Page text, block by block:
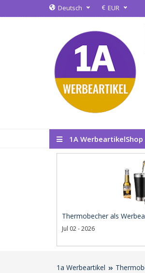
Deutsch € EUR
1A WerbeartikelShop
Thermobecher als
Jul 02 - 2026
1a Werbeartikel